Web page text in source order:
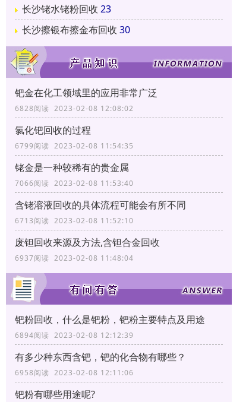
长沙铑水铑粉回收 23
长沙擦银布擦金布回收 30
钯金在化工领域里的应用非常广泛
6828阅读 2023-02-08 12:08:02
氯化钯回收的过程
6799阅读 2023-02-08 11:54:35
铑金是一种较稀有的贵金属
7066阅读 2023-02-08 11:53:40
含铑溶液回收的具体流程可能会有所不同
6713阅读 2023-02-08 11:52:10
废钽回收来源及方法,含钽合金回收
6937阅读 2023-02-08 11:48:04
钯粉回收，什么是钯粉，钯粉主要特点及用途
6894阅读 2023-02-08 12:12:39
有多少种东西含钯，钯的化合物有哪些？
6958阅读 2023-02-08 12:11:06
钯粉有哪些用途呢?